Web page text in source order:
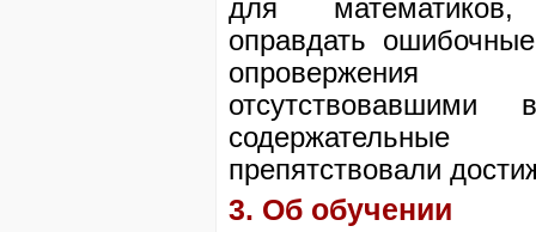
для
оправдать
отсутствовавшими
препятствовали
3. Об обучении